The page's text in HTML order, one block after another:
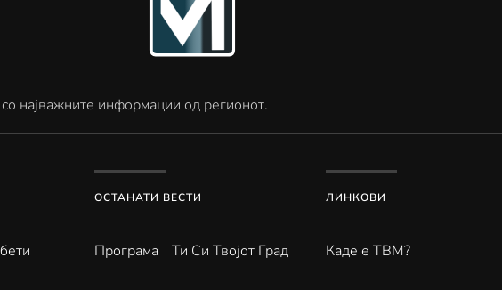
најважните информации од регионот.
ОСТАНАТИ ВЕСТИ
Програма Ти Си Твојот Град
ЛИНКОВИ
Каде е ТВМ?